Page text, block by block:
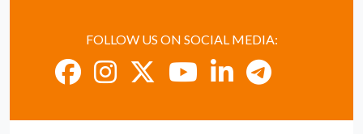
FOLLOW US ON SOCIAL MEDIA: